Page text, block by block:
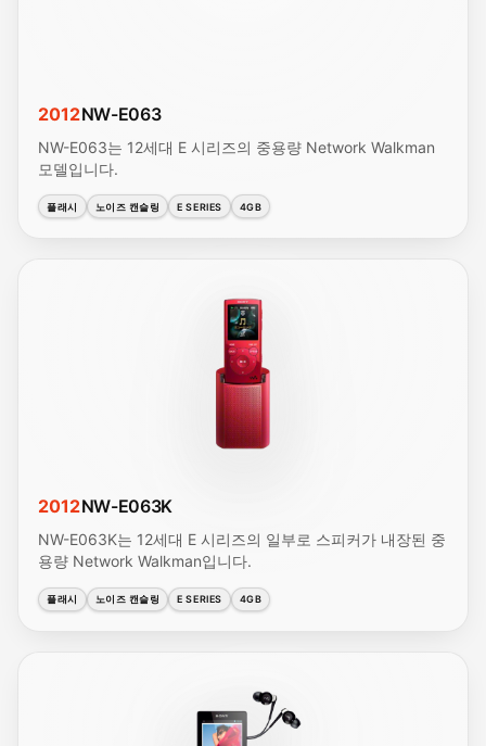
2012NW-E063
NW-E063는 12세대 E 시리즈의 중용량 Network Walkman
모델입니다.
플래시 노이즈 캔슬링 E SERIES 4GB
2012NW-E063K
NW-E063K는 12세대 E 시리즈의 일부로 스피커가 내장된 중
용량 Network Walkman입니다.
플래시 노이즈 캔슬링 E SERIES 4GB